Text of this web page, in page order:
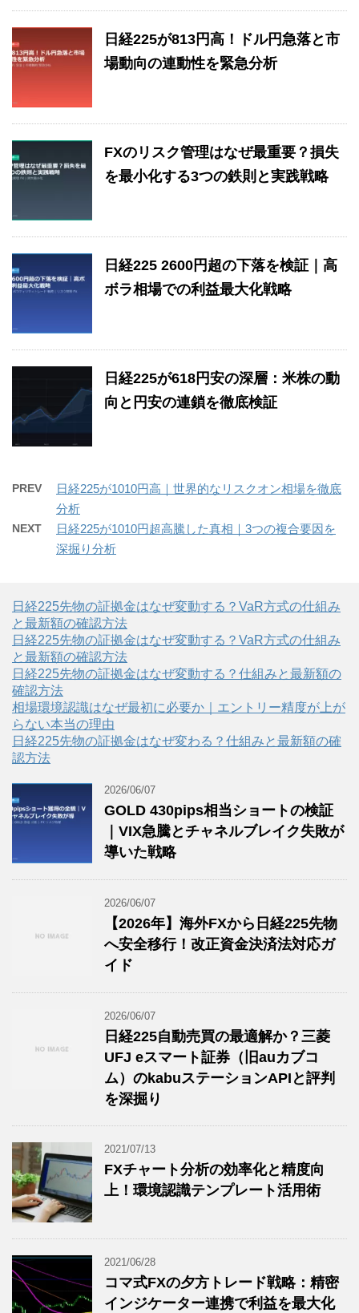
日経225が813円高！ドル円急落と市
場動向の連動性を緊急分析
FXのリスク管理はなぜ最重要？損失
を最小化する3つの鉄則と実践戦略
日経225 2600円超の下落を検証｜高
ボラ相場での利益最大化戦略
日経225が618円安の深層：米株の動
向と円安の連鎖を徹底検証
PREV
日経225が1010円高｜世界的なリスクオン相場を徹底
分析
NEXT
日経225が1010円超高騰した真相｜3つの複合要因を
深掘り分析
日経225先物の証拠金はなぜ変動する？VaR方式の仕組み
と最新額の確認方法
日経225先物の証拠金はなぜ変動する？VaR方式の仕組み
と最新額の確認方法
日経225先物の証拠金はなぜ変動する？仕組みと最新額の
確認方法
相場環境認識はなぜ最初に必要か｜エントリー精度が上が
らない本当の理由
日経225先物の証拠金はなぜ変わる？仕組みと最新額の確
認方法
2026/06/07
GOLD 430pips相当ショートの検証
｜VIX急騰とチャネルブレイク失敗が
導いた戦略
2026/06/07
【2026年】海外FXから日経225先物
へ安全移行！改正資金決済法対応ガ
イド
2026/06/07
日経225自動売買の最適解か？三菱
UFJ eスマート証券（旧auカブコ
ム）のkabuステーションAPIと評判
を深掘り
2021/07/13
FXチャート分析の効率化と精度向
上！環境認識テンプレート活用術
2021/06/28
コマ式FXの夕方トレード戦略：精密
インジケーター連携で利益を最大化